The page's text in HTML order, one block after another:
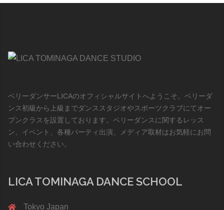
ベリーダンサーLICAのオフィシャルサイトへようこそ。ベリーダ
ンス初級から上級までダンススタジオやスポーツクラブにてオー
プンクラスを設置しております。ベリーダンスに関するレッス
ン、イベント、各種パーティ出演、メディア取材はお気軽にお問
い合わせください。
LICA TOMINAGA DANCE SCHOOL
Tokyo Japan